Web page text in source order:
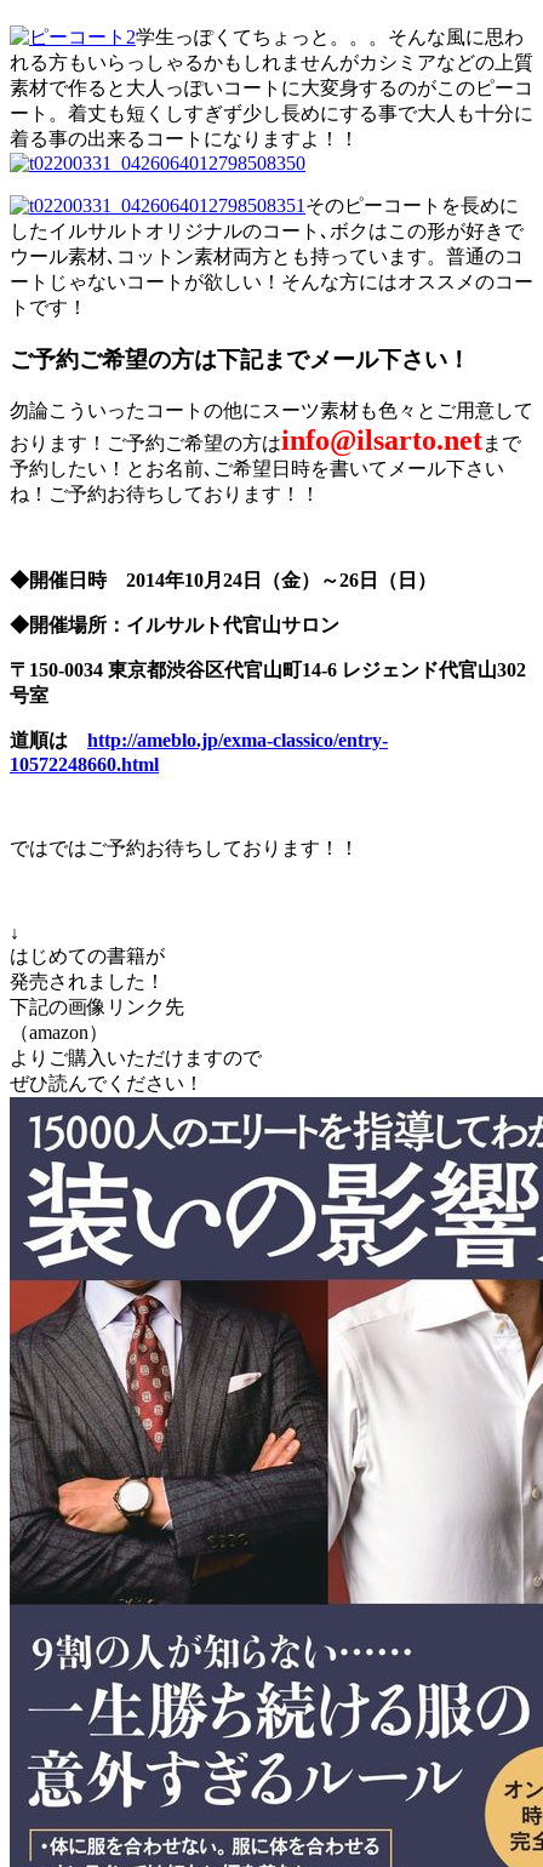
学生っぽくてちょっと。。。そんな風に思わ
れる方もいらっしゃるかもしれませんがカシミアなどの上質
素材で作ると大人っぽいコートに大変身するのがこのピーコ
ート。着丈も短くしすぎず少し長めにする事で大人も十分に
着る事の出来るコートになりますよ！！
そのピーコートを長めに
したイルサルトオリジナルのコート､ボクはこの形が好きで
ウール素材､コットン素材両方とも持っています。普通のコ
ートじゃないコートが欲しい！そんな方にはオススメのコー
トです！
ご予約ご希望の方は下記までメール下さい！
勿論こういったコートの他にスーツ素材も色々とご用意して
おります！ご予約ご希望の方はinfo@ilsarto.netまで
予約したい！とお名前､ご希望日時を書いてメール下さい
ね！ご予約お待ちしております！！
◆開催日時 2014年10月24日（金）～26日（日）
◆開催場所：イルサルト代官山サロン
〒150-0034 東京都渋谷区代官山町14-6 レジェンド代官山302
号室
道順は http://ameblo.jp/exma-classico/entry-
10572248660.html
ではではご予約お待ちしております！！
↓
はじめての書籍が
発売されました！
下記の画像リンク先
（amazon）
よりご購入いただけますので
ぜひ読んでください！